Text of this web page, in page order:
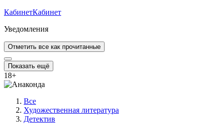
КабинетКабинет
Уведомления
Отметить все как прочитанные
Показать ещё
18+
Все
Художественная литература
Детектив